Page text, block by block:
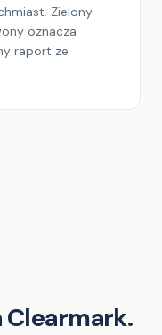
Zielony
oznacza
raport ze
Clearmark.